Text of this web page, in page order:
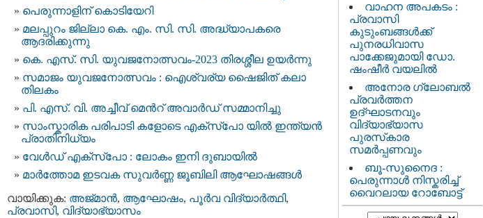
പെരുന്നാളിന്‌ കൊടിയേറി
മലപ്പുറം ജില്ലാ കെ. എം. സി. സി. അദ്ധ്യാപകരെ
ആദരിക്കുന്നു
കെ. എസ്. സി. യുവജനോത്സവം-2023 തിരശ്ശീല ഉയർന്നു
സമാജം യുവജനോത്സവം : ഐശ്വര്യ ഷൈജിത് കലാ
തിലകം
പി. എസ്. വി. അച്ചീവ്‌ മെന്‍റ് അവാര്‍ഡ് സമ്മാനിച്ചു
സാംസ്കാരിക പരിപാടി കളോടെ എക്സ്പോ യില്‍ ഇന്ത്യന്‍
പ്രാതിനിധ്യം
വേള്‍ഡ് എക്സ്പോ : ലോകം ഇനി ദുബായില്‍
മാർത്തോമ ഇടവക സുവർണ്ണ ജൂബിലി ആഘോഷങ്ങള്‍
വായിക്കുക: അജ്മാന്‍, ആഘോഷം, പൂര്‍വ വിദ്യാര്‍ത്ഥി,
പ്രവാസി, വിദ്യാഭ്യാസം
വാഹന അപകടം :
പ്രവാസി
കുടുംബങ്ങൾക്ക്
പുനരധിവാസ
പാക്കേജുമായി ഡോ.
ഷംഷീർ വയലിൽ
അനോര ഗ്ലോബൽ
പ്രവർത്തന
ഉദ്ഘാടനവും
വിദ്യാഭ്യാസ
പുരസ്‌കാര
സമർപ്പണവും
ബൂ-സുനൈദ :
പെരുന്നാൾ നിസ്കരിച്ച്
വൈറലായ റോബോട്ട്